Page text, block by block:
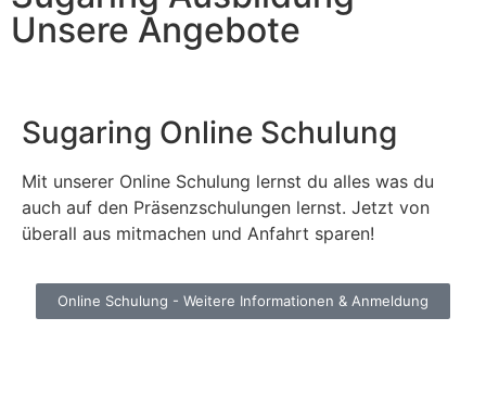
Unsere Angebote
Sugaring Online Schulung
Mit unserer Online Schulung lernst du alles was du
auch auf den Präsenzschulungen lernst. Jetzt von
überall aus mitmachen und Anfahrt sparen!
Online Schulung - Weitere Informationen & Anmeldung